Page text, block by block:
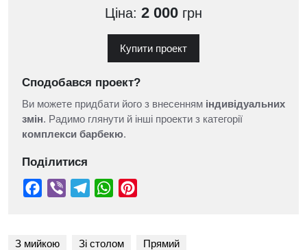
Ціна: 2 000 грн
Купити проект
Сподобався проект?
Ви можете придбати його з внесенням індивідуальних
змін. Радимо глянути й інші проекти з категорії
комплекси барбекю.
Поділитися
З мийкою Зі столом Прямий